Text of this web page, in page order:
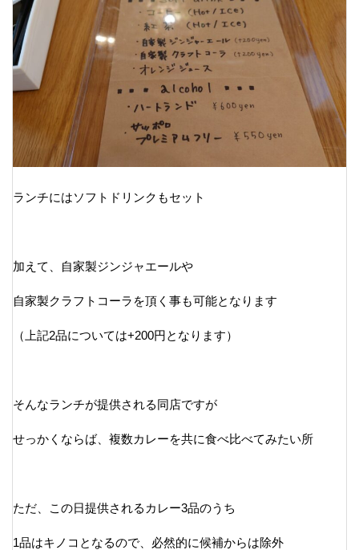
ランチにはソフトドリンクもセット
加えて、自家製ジンジャエールや
自家製クラフトコーラを頂く事も可能となります
（上記2品については+200円となります）
そんなランチが提供される同店ですが
せっかくならば、複数カレーを共に食べ比べてみたい所
ただ、この日提供されるカレー3品のうち
1品はキノコとなるので、必然的に候補からは除外